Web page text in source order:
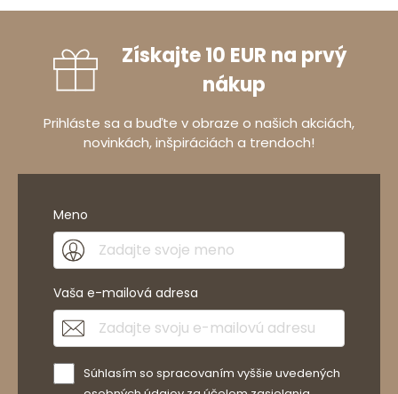
Získajte 10 EUR na prvý
nákup
Prihláste sa a buďte v obraze o našich akciách,
novinkách, inšpiráciách a trendoch!
Meno
Vaša e-mailová adresa
Súhlasím so spracovaním vyššie uvedených